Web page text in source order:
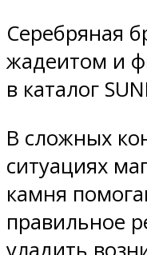
Серебряная
жадеитом и
в каталог
В сложных
ситуациях
камня
правильное